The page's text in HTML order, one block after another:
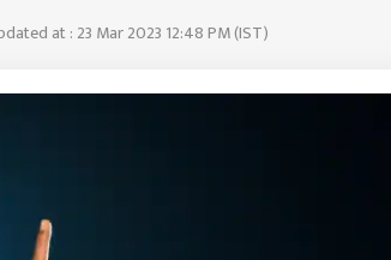
at : 23 Mar 2023 12:48 PM (IST)